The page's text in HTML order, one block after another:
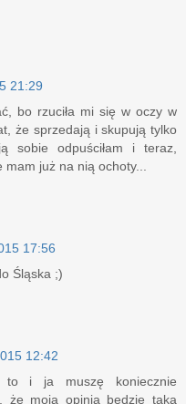
21:29
bo rzuciła mi się w oczy w
że sprzedają i skupują tylko
odpuściłam i teraz,
już na nią ochoty...
17:56
Śląska ;)
12:42
to i ja muszę koniecznie
że moja opinia będzie taka